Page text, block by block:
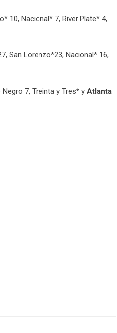
10, Nacional* 7, River Plate* 4,
San Lorenzo*23, Nacional* 16,
Negro 7, Treinta y Tres* y Atlanta